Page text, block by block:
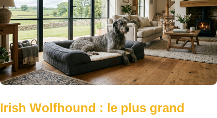
Irish Wolfhound : le plus grand